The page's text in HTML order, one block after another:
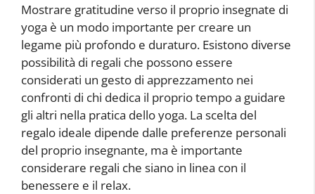
Mostrare gratitudine verso il proprio insegnate di
yoga è un modo importante per creare un
legame più profondo e duraturo. Esistono diverse
possibilità di regali che possono essere
considerati un gesto di apprezzamento nei
confronti di chi dedica il proprio tempo a guidare
gli altri nella pratica dello yoga. La scelta del
regalo ideale dipende dalle preferenze personali
del proprio insegnante, ma è importante
considerare regali che siano in linea con il
benessere e il relax.